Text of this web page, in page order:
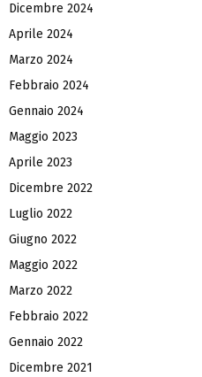
Dicembre 2024
Aprile 2024
Marzo 2024
Febbraio 2024
Gennaio 2024
Maggio 2023
Aprile 2023
Dicembre 2022
Luglio 2022
Giugno 2022
Maggio 2022
Marzo 2022
Febbraio 2022
Gennaio 2022
Dicembre 2021